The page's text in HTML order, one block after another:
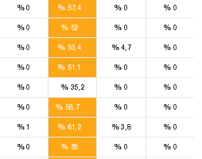
%0 %57,4 % 0 %0
%0 %52 % 0 %0
%0 %53,4 %4,7 %0
%0 %51,1 % 0 %0
%0 %35,2 % 0 %0
%0 % 58,7 % 0 %0
%1 %61,2 %3,8 %0
%0 %58 % 0 %0